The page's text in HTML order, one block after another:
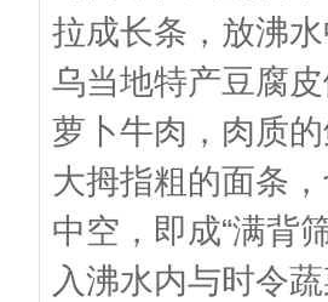
拉成长条，放沸
乌当地特产豆腐
萝卜牛肉，肉质
大拇指粗的面条
中空，即成“满背
入沸水内与时令